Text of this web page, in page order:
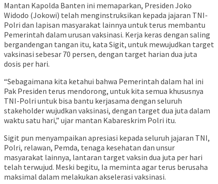
Mantan Kapolda Banten ini memaparkan, Presiden Joko
Widodo (Jokowi) telah menginstruksikan kepada jajaran TNI-
Polri dan lapisan masyarakat lainnya untuk terus membantu
Pemerintah dalam urusan vaksinasi. Kerja keras dengan saling
bergandengan tangan itu, kata Sigit, untuk mewujudkan target
vaksinasi sebesar 70 persen, dengan target harian dua juta
dosis per hari.
“Sebagaimana kita ketahui bahwa Pemerintah dalam hal ini
Pak Presiden terus mendorong, untuk kita semua khususnya
TNI-Polri untuk bisa bantu kerjasama dengan seluruh
stakeholder wujudkan vaksinasi, dengan target dua juta dalam
waktu satu hari,” ujar mantan Kabareskrim Polri itu.
Sigit pun menyampaikan apresiasi kepada seluruh jajaran TNI,
Polri, relawan, Pemda, tenaga kesehatan dan unsur
masyarakat lainnya, lantaran target vaksin dua juta per hari
telah terwujud. Meski begitu, Ia meminta agar terus berusaha
maksimal dalam melakukan akselerasi vaksinasi.